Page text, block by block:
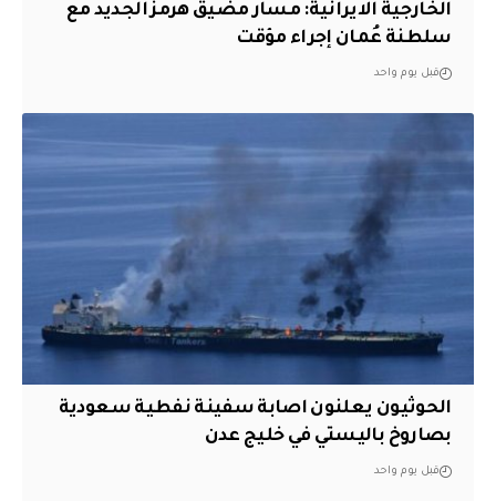
الخارجية الايرانية: مسار مضيق هرمز الجديد مع
سلطنة عُمان إجراء مؤقت
قبل يوم واحد
الحوثيون يعلنون اصابة سفينة نفطية سعودية
بصاروخ باليستي في خليج عدن
قبل يوم واحد